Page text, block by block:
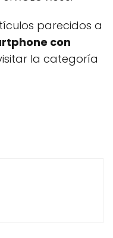
parecidos a
con
la categoría